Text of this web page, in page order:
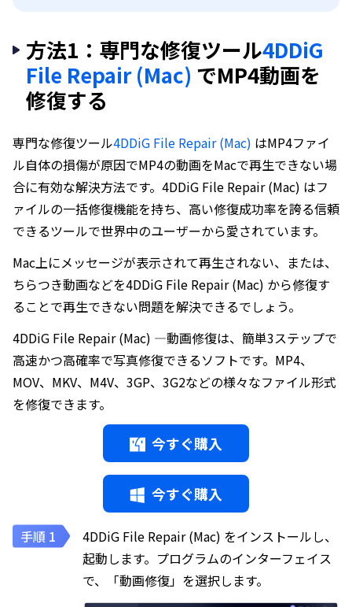
方法1：専門な修復ツール4DDiG
File Repair (Mac) でMP4動画を
修復する
専門な修復ツール4DDiG File Repair (Mac) はMP4ファイ
ル自体の損傷が原因でMP4の動画をMacで再生できない場
合に有効な解決方法です。4DDiG File Repair (Mac) はフ
ァイルの一括修復機能を持ち、高い修復成功率を誇る信頼
できるツールで世界中のユーザーから愛されています。
Mac上にメッセージが表示されて再生されない、または、
ちらつき動画などを4DDiG File Repair (Mac) から修復す
ることで再生できない問題を解決できるでしょう。
4DDiG File Repair (Mac) —動画修復は、簡単3ステップで
高速かつ高確率で写真修復できるソフトです。MP4、
MOV、MKV、M4V、3GP、3G2などの様々なファイル形式
を修復できます。
今すぐ購入
今すぐ購入
4DDiG File Repair (Mac) をインストールし、
起動します。プログラムのインターフェイス
で、「動画修復」を選択します。